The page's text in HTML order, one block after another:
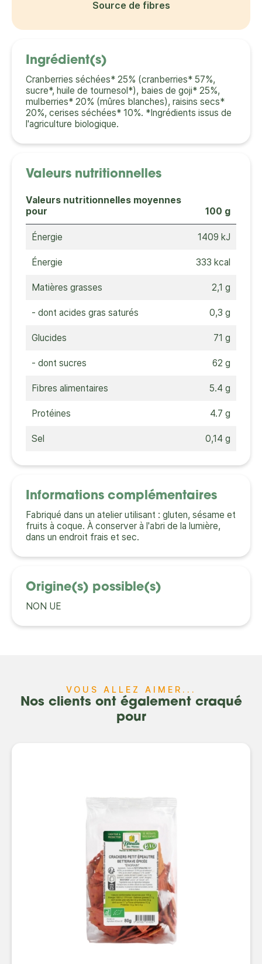
Source de fibres
Ingrédient(s)
Cranberries séchées* 25% (cranberries* 57%,
sucre*, huile de tournesol*), baies de goji* 25%,
mulberries* 20% (mûres blanches), raisins secs*
20%, cerises séchées* 10%. *Ingrédients issus de
l'agriculture biologique.
Valeurs nutritionnelles
Valeurs nutritionnelles moyennes
pour
100 g
Énergie 1409 kJ
Énergie 333 kcal
Matières grasses 2,1 g
- dont acides gras saturés 0,3 g
Glucides 71 g
- dont sucres 62 g
Fibres alimentaires 5.4 g
Protéines 4.7 g
Sel 0,14 g
Informations complémentaires
Fabriqué dans un atelier utilisant : gluten, sésame et
fruits à coque. À conserver à l'abri de la lumière,
dans un endroit frais et sec.
Origine(s) possible(s)
NON UE
VOUS ALLEZ AIMER...
Nos clients ont également craqué
pour